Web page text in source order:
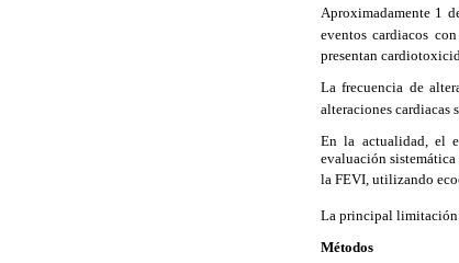
Aproximadamente 1
eventos cardiacos
presentan
La frecuencia de
alteraciones cardiacas
En la actualidad, el
evaluación
la FEVI, utilizando
La principal limitación
Métodos